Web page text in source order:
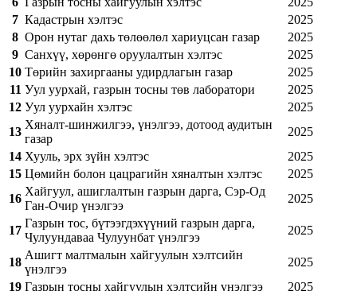
7 Кадастрын хэлтэс
2025
8 Орон нутаг дахь төлөөлөл хариуцсан газар
2025
9 Санхүү, хөрөнгө оруулалтын хэлтэс
2025
10 Төрийн захиргааны удирдлагын газар
2025
11 Уул уурхай, газрын тосны төв лаборатори
2025
12 Уул уурхайн хэлтэс
2025
13
Хяналт-шинжилгээ, үнэлгээ, дотоод аудитын
газар
2025
14 Хууль, эрх зүйн хэлтэс
2025
15 Цөмийн болон цацрагийн хяналтын хэлтэс
2025
16
Хайгуул, ашиглалтын газрын дарга, Сэр-Од
Ган-Очир үнэлгээ
2025
17
Газрын тос, бүтээгдэхүүний газрын дарга,
Чулуундаваа Чулуунбат үнэлгээ
2025
18
Ашигт малтмалын хайгуулын хэлтсийн
үнэлгээ
2025
19 Газрын тосны хайгуулын хэлтсийн үнэлгээ
2025